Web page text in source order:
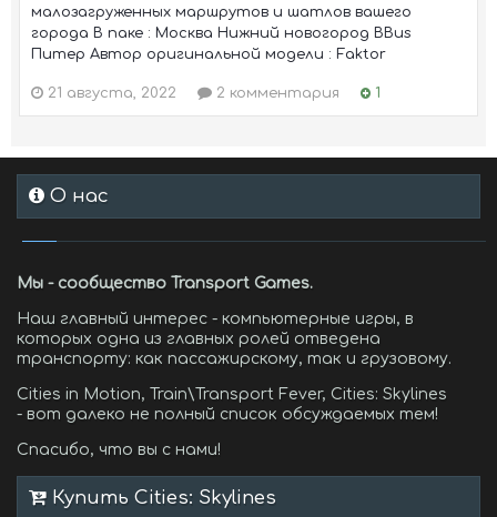
малозагруженных маршрутов и шатлов вашего
города В паке : Москва Нижний новогород BBus
Питер Автор оригинальной модели : Faktor
21 августа, 2022 2 комментария 1
О нас
Мы - сообщество Transport Games.
Наш главный интерес - компьютерные игры, в
которых одна из главных ролей отведена
транспорту: как пассажирскому, так и грузовому.
Cities in Motion, Train\Transport Fever, Cities: Skylines
- вот далеко не полный список обсуждаемых тем!
Спасибо, что вы с нами!
Купить Cities: Skylines